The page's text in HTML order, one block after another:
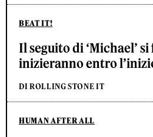
BEAT IT!
Il seguito di ‘Michael’
inizieranno entro
DI ROLLING STONE IT
HUMAN AFTER ALL